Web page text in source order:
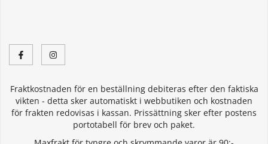
Fraktkostnaden för en beställning debiteras efter den faktiska
vikten - detta sker automatiskt i webbutiken och kostnaden
för frakten redovisas i kassan. Prissättning sker efter postens
portotabell för brev och paket.